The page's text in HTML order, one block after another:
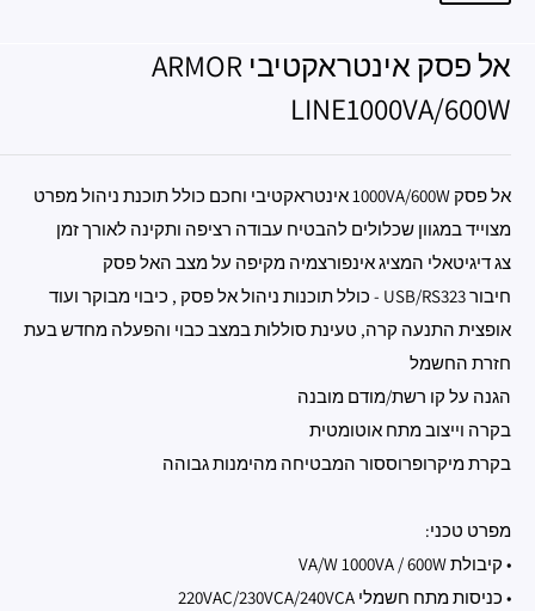
אל פסק אינטראקטיבי ARMOR
LINE1000VA/600W
אל פסק 1000VA/600W אינטראקטיבי וחכם כולל תוכנת ניהול מפרט
מצוייד במגוון שכלולים להבטיח עבודה רציפה ותקינה לאורך זמן
צג דיגיטאלי המציג אינפורצמיה מקיפה על מצב האל פסק
חיבור USB/RS323 - כולל תוכנות ניהול אל פסק , כיבוי מבוקר ועוד
אופצית התנעה קרה, טעינת סוללות במצב כבוי והפעלה מחדש בעת
חזרת החשמל
הגנה על קו רשת/מודם מובנה
בקרה וייצוב מתח אוטומטית
בקרת מיקרופרוססור המבטיחה מהימנות גבוהה
מפרט טכני:
• קיבולת VA/W 1000VA / 600W
• כניסות מתח חשמלי 220VAC/230VCA/240VCA